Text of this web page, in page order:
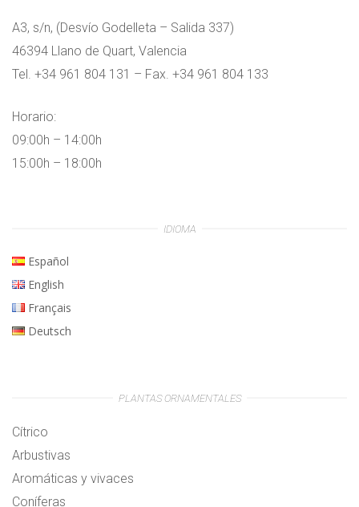
A3, s/n, (Desvío Godelleta – Salida 337)
46394 Llano de Quart, Valencia
Tel. +34 961 804 131 – Fax. +34 961 804 133
Horario:
09:00h – 14:00h
15:00h – 18:00h
IDIOMA
Español
English
Français
Deutsch
PLANTAS ORNAMENTALES
Cítrico
Arbustivas
Aromáticas y vivaces
Coníferas